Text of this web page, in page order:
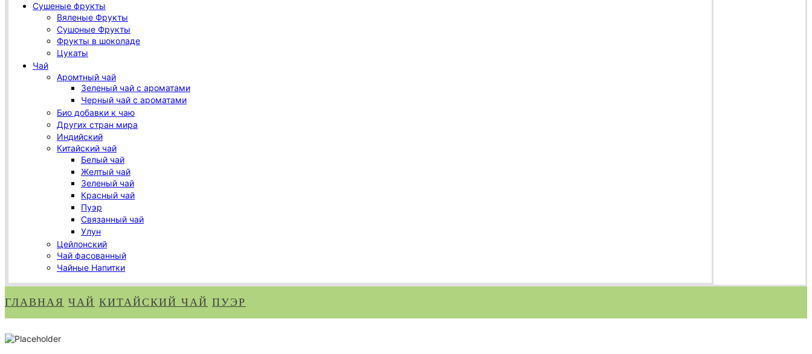
Сушеные фрукты
Вяленые Фрукты
Сушоные Фрукты
Фрукты в шоколаде
Цукаты
Чай
Аромтный чай
Зеленый чай с ароматами
Черный чай с ароматами
Био добавки к чаю
Других стран мира
Индийский
Китайский чай
Белый чай
Желтый чай
Зеленый чай
Красный чай
Пуэр
Связанный чай
Улун
Цейлонский
Чай фасованный
Чайные Напитки
ГЛАВНАЯ ЧАЙ КИТАЙСКИЙ ЧАЙ ПУЭР